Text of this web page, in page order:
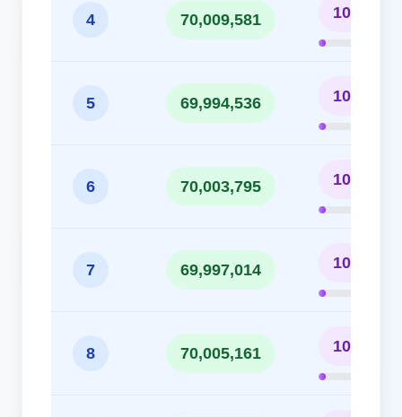
4 70,009,581 10.00%
5 69,994,536 10.00%
6 70,003,795 10.00%
7 69,997,014 10.00%
8 70,005,161 10.00%